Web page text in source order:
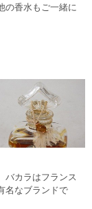
の香水もご一緒に
バカラはフランス
名なブランドで